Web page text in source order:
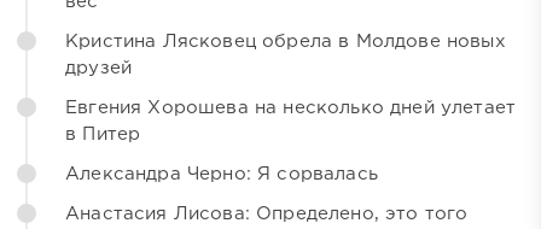
Кристина Лясковец обрела в Молдове новых
друзей
Евгения Хорошева на несколько дней улетает
в Питер
Александра Черно: Я сорвалась
Анастасия Лисова: Определено, это того